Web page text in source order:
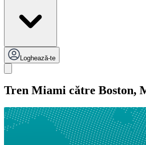
Loghează-te
Tren Miami către Boston,